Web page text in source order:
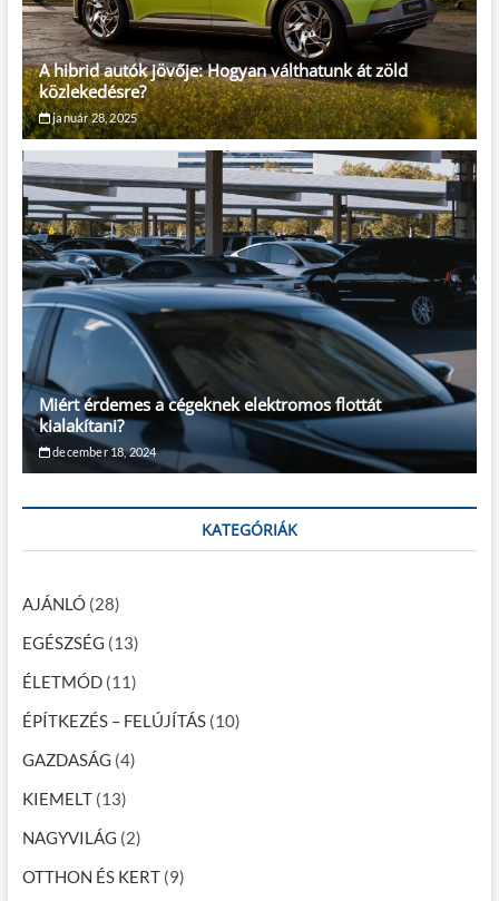
A hibrid autók jövője: Hogyan válthatunk át zöld
közlekedésre?
január 28, 2025
Miért érdemes a cégeknek elektromos flottát
kialakítani?
december 18, 2024
KATEGÓRIÁK
AJÁNLÓ(28)
EGÉSZSÉG (13)
ÉLETMÓD(11)
ÉPÍTKEZÉS – FELÚJÍTÁS(10)
GAZDASÁG (4)
KIEMELT(13)
NAGYVILÁG (2)
OTTHON ÉS KERT(9)